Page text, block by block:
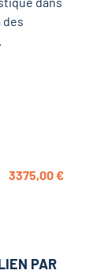
des
3375,00€
PAR